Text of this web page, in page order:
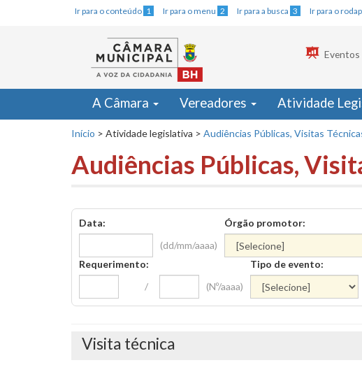
Ir para o conteúdo 1 Ir para o menu 2 Ir para a busca 3 Ir para o
Eventos
A Câmara Vereadores Atividade
Início > Atividade legislativa > Audiências Públicas, Visitas
Audiências Públicas,
Data:
(dd/mm/aaaa)
Órgão promotor:
Requerimento:
/
(Nº/aaaa)
Tipo de evento:
Visita técnica